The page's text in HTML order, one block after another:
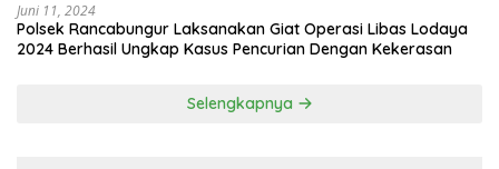
Juni 11, 2024
Polsek Rancabungur Laksanakan Giat Operasi Libas Lodaya
2024 Berhasil Ungkap Kasus Pencurian Dengan Kekerasan
Selengkapnya